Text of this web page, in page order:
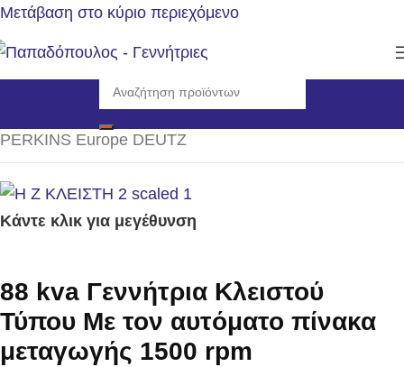
Μετάβαση στο κύριο περιεχόμενο
Αρχική σελίδα/Γεννήτριες/Η/Ζ Κλειστού τύπου 1500rpm
PERKINS Europe DEUTZ
Κάντε κλικ για μεγέθυνση
88 kva Γεννήτρια Κλειστού
Τύπου Με τον αυτόματο πίνακα
μεταγωγής 1500 rpm